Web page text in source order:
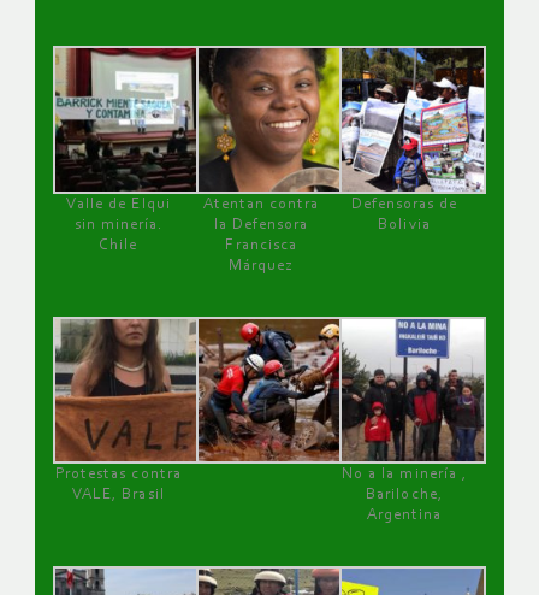
Valle de Elqui
sin minería.
Chile
Atentan contra
la Defensora
Francisca
Márquez
Defensoras de
Bolivia
Protestas contra
VALE, Brasil
No a la minería ,
Bariloche,
Argentina